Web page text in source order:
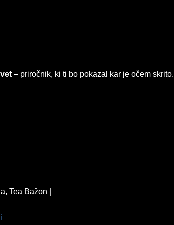
– priročnik, ki ti bo pokazal kar je očem skrito.
Tea Bažon |